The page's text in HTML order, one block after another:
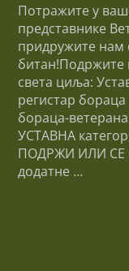
Потражите у
представнике
придружите нам
битан!Подржите
света циља:
регистар
бораца-
УСТАВНА
ПОДРЖИ ИЛИ СЕ
додатне …